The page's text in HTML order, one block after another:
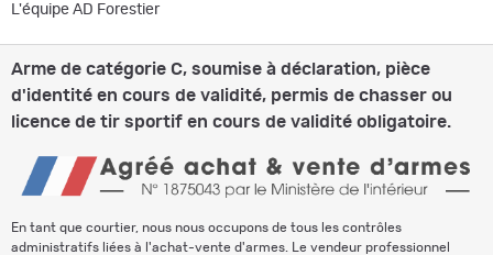
L'équipe AD Forestier
Arme de catégorie C, soumise à déclaration, pièce
d'identité en cours de validité, permis de chasser ou
licence de tir sportif en cours de validité obligatoire.
En tant que courtier, nous nous occupons de tous les contrôles
administratifs liées à l'achat-vente d'armes. Le vendeur professionnel